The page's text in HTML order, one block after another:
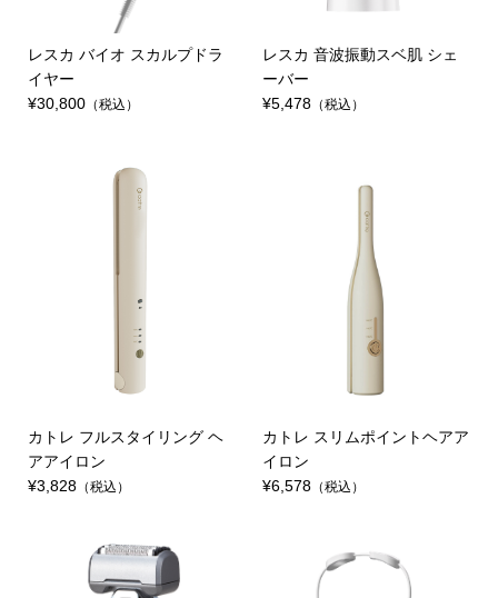
レスカ バイオ スカルプドラ
イヤー
¥30,800（税込）
レスカ 音波振動スベ肌 シェ
ーバー
¥5,478 （税込）
カトレ フルスタイリング ヘ
アアイロン
¥3,828（税込）
カトレ スリムポイントヘアア
イロン
¥6,578 （税込）